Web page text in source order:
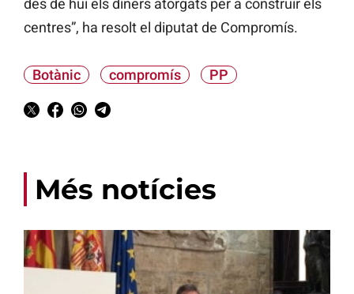
des de hui els diners atorgats per a construir els
centres”, ha resolt el diputat de Compromís.
Botànic compromís PP
Més notícies